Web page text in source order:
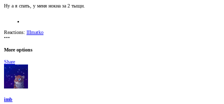
Ну а я спать, у меня нокиа за 2 тыщи.
Reactions: IIImatko
•••
More options
Share
imb